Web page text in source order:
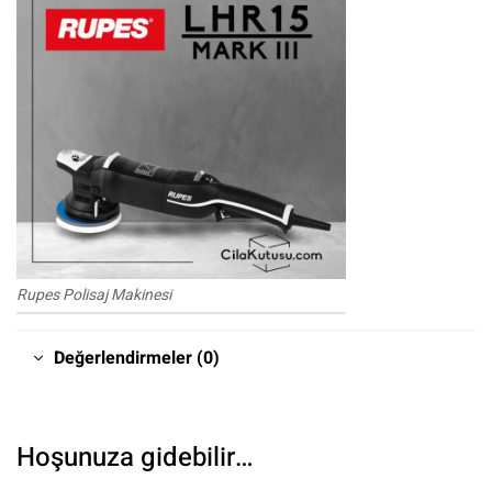
Rupes Polisaj Makinesi
Değerlendirmeler (0)
Hoşunuza gidebilir…